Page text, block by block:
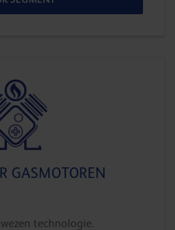
GASMOTOREN
technologie.